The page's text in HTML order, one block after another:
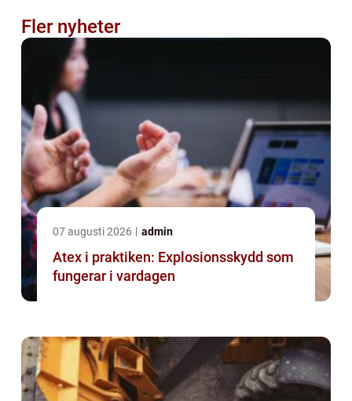
Fler nyheter
07 augusti 2026 admin
Atex i praktiken: Explosionsskydd som
fungerar i vardagen